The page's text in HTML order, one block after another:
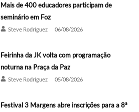
Mais de 400 educadores participam de
seminário em Foz
Steve Rodríguez 06/08/2026
Feirinha da JK volta com programação
noturna na Praça da Paz
Steve Rodríguez 05/08/2026
Festival 3 Margens abre inscrições para a 8ª